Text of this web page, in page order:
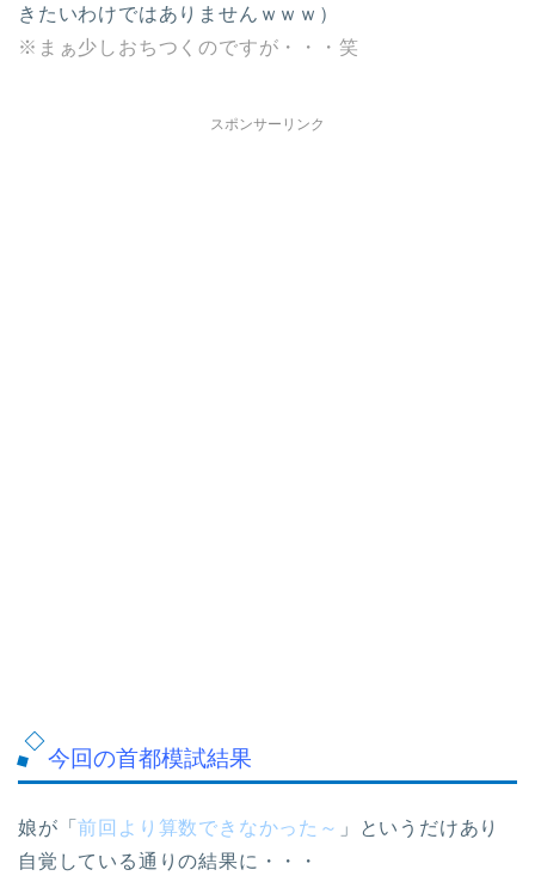
きたいわけではありませんｗｗｗ）
※まぁ少しおちつくのですが・・・笑
スポンサーリンク
今回の首都模試結果
娘が「前回より算数できなかった～ 」というだけあり
自覚している通りの結果に・・・